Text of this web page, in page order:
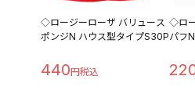
◇ロージーローザ バリュース
ポンジN ハウス型タイプS30P
440
◇ロ
パフ